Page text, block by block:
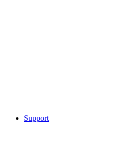
Support